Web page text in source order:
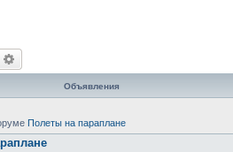
Объявления
Полеты на параплане